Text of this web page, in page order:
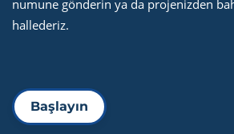
numune gönderin ya da projenizden
hallederiz.
Başlayın